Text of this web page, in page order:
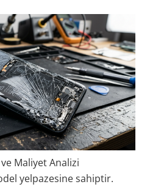
Maliyet Analizi
yelpazesine sahiptir.